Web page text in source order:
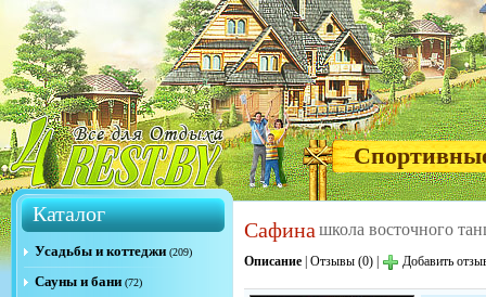
Каталог
Усадьбы и коттеджи (209)
Сауны и бани (72)
Сафина школа восточного
Описание Отзывы (0) Добавить